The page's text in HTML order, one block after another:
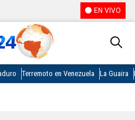
EN VIVO
Terremoto en Venezuela La Guaira